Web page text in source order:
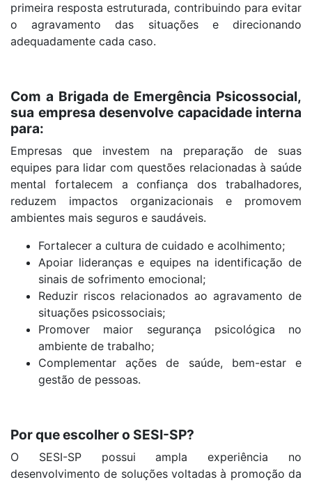
primeira resposta estruturada, contribuindo para evitar
o agravamento das situações e direcionando
adequadamente cada caso.
Com a Brigada de Emergência Psicossocial,
sua empresa desenvolve capacidade interna
para:
Empresas que investem na preparação de suas
equipes para lidar com questões relacionadas à saúde
mental fortalecem a confiança dos trabalhadores,
reduzem impactos organizacionais e promovem
ambientes mais seguros e saudáveis.
Fortalecer a cultura de cuidado e acolhimento;
Apoiar lideranças e equipes na identificação de
sinais de sofrimento emocional;
Reduzir riscos relacionados ao agravamento de
situações psicossociais;
Promover maior segurança psicológica no
ambiente de trabalho;
Complementar ações de saúde, bem-estar e
gestão de pessoas.
Por que escolher o SESI-SP?
O SESI-SP possui ampla experiência no
desenvolvimento de soluções voltadas à promoção da